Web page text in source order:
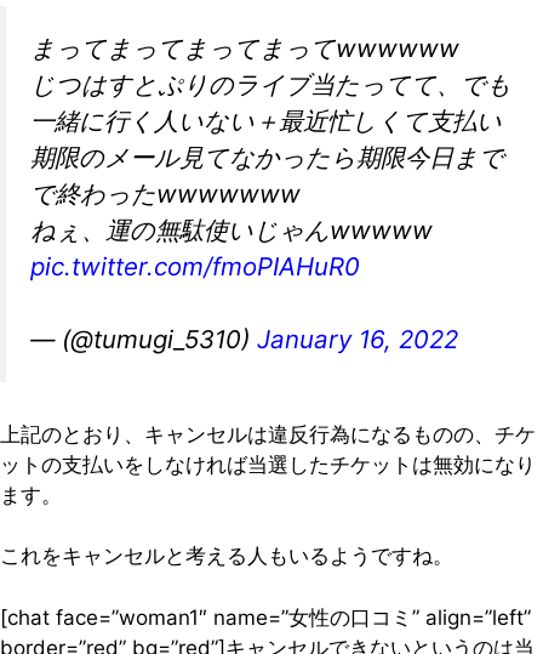
まってまってまってまってwwwwww
じつはすとぷりのライブ当たってて、でも
一緒に行く人いない＋最近忙しくて支払い
期限のメール見てなかったら期限今日まで
で終わったwwwwwww
ねぇ、運の無駄使いじゃんwwwww
pic.twitter.com/fmoPIAHuR0
— (@tumugi_5310) January 16, 2022
上記のとおり、キャンセルは違反行為になるものの、チケ
ットの支払いをしなければ当選したチケットは無効になり
ます。
これをキャンセルと考える人もいるようですね。
[chat face=”woman1″ name=”女性の口コミ” align=”left”
border=”red” bg=”red”]キャンセルできないというのは当